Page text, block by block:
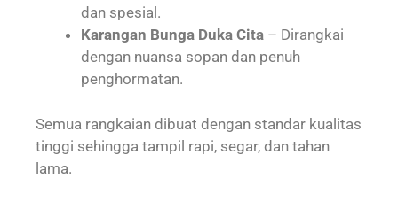
dan spesial.
Karangan Bunga Duka Cita – Dirangkai
dengan nuansa sopan dan penuh
penghormatan.
Semua rangkaian dibuat dengan standar kualitas
tinggi sehingga tampil rapi, segar, dan tahan
lama.